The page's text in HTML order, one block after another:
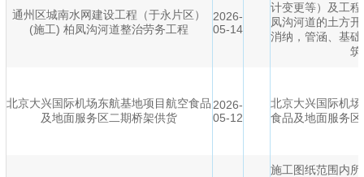
通州区城南水网建设工程（于永片区）
(施工) 柏凤沟河道整治劳务工程
2026-
05-14
计变更等）及工
凤沟河道的土方
消纳，管涵、基
筑
北京大兴国际机场东航基地项目航空食品
及地面服务区二期桥架供货
2026-
05-12
北京大兴国际机
食品及地面服务
施工图纸范围内